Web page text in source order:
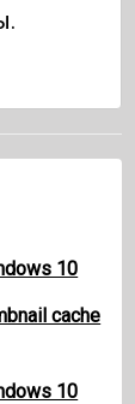
10
cache
10